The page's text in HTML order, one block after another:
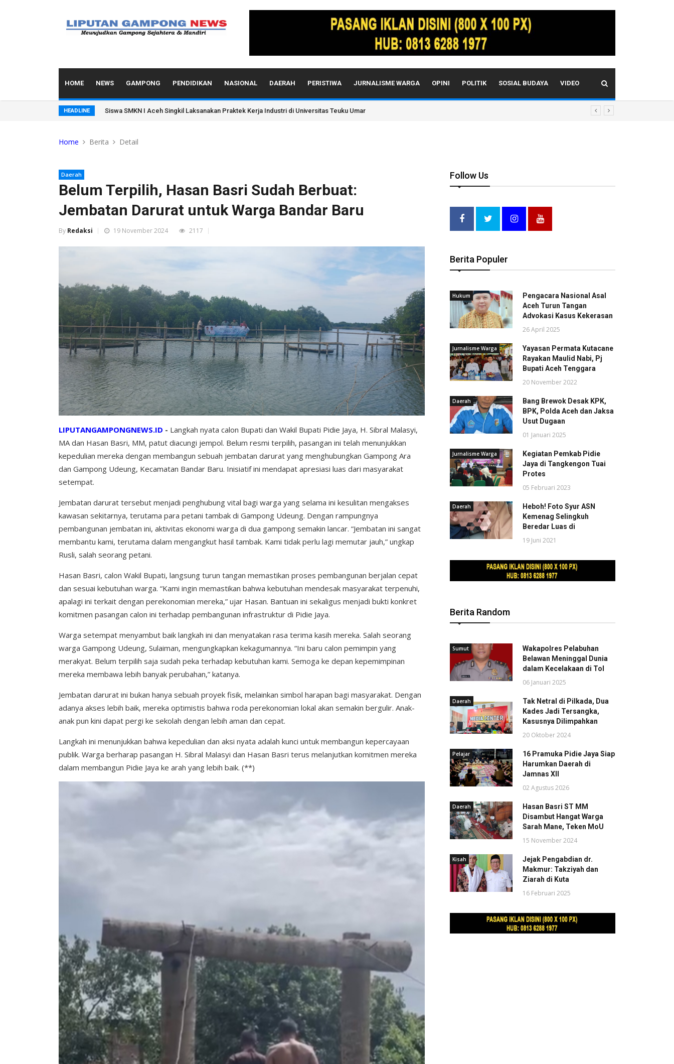
HOME NEWS GAMPONG PENDIDIKAN NASIONAL DAERAH PERISTIWA JURNALISME WARGA OPINI POLITIK SOSIAL BUDAYA VIDEO
HEADLINE Menteri Pertanian Geram: Uang Rp1,6 Triliun Sudah Ditransfer, Mengapa Sawah Korban Bencana Belum Dipulihkan?
Home Berita Detail
Daerah
Belum Terpilih, Hasan Basri Sudah Berbuat:
Jembatan Darurat untuk Warga Bandar Baru
By Redaksi 19 November 2024 2117
LIPUTANGAMPONGNEWS.ID - Langkah nyata calon Bupati dan Wakil Bupati Pidie Jaya, H. Sibral Malasyi,
MA dan Hasan Basri, MM, patut diacungi jempol. Belum resmi terpilih, pasangan ini telah menunjukkan
kepedulian mereka dengan membangun sebuah jembatan darurat yang menghubungkan Gampong Ara
dan Gampong Udeung, Kecamatan Bandar Baru. Inisiatif ini mendapat apresiasi luas dari masyarakat
setempat.
Jembatan darurat tersebut menjadi penghubung vital bagi warga yang selama ini kesulitan mengakses
kawasan sekitarnya, terutama para petani tambak di Gampong Udeung. Dengan rampungnya
pembangunan jembatan ini, aktivitas ekonomi warga di dua gampong semakin lancar. “Jembatan ini sangat
membantu kami, terutama dalam mengangkut hasil tambak. Kami tidak perlu lagi memutar jauh,” ungkap
Rusli, salah seorang petani.
Hasan Basri, calon Wakil Bupati, langsung turun tangan memastikan proses pembangunan berjalan cepat
dan sesuai kebutuhan warga. “Kami ingin memastikan bahwa kebutuhan mendesak masyarakat terpenuhi,
apalagi ini terkait dengan perekonomian mereka,” ujar Hasan. Bantuan ini sekaligus menjadi bukti konkret
komitmen pasangan calon ini terhadap pembangunan infrastruktur di Pidie Jaya.
Warga setempat menyambut baik langkah ini dan menyatakan rasa terima kasih mereka. Salah seorang
warga Gampong Udeung, Sulaiman, mengungkapkan kekagumannya. “Ini baru calon pemimpin yang
merakyat. Belum terpilih saja sudah peka terhadap kebutuhan kami. Semoga ke depan kepemimpinan
mereka membawa lebih banyak perubahan,” katanya.
Jembatan darurat ini bukan hanya sebuah proyek fisik, melainkan simbol harapan bagi masyarakat. Dengan
adanya akses lebih baik, mereka optimistis bahwa roda perekonomian lokal akan semakin bergulir. Anak-
anak pun kini dapat pergi ke sekolah dengan lebih aman dan cepat.
Langkah ini menunjukkan bahwa kepedulian dan aksi nyata adalah kunci untuk membangun kepercayaan
publik. Warga berharap pasangan H. Sibral Malasyi dan Hasan Basri terus melanjutkan komitmen mereka
dalam membangun Pidie Jaya ke arah yang lebih baik. (**)
Follow Us
Berita Populer
Hukum
Pengacara Nasional Asal
Aceh Turun Tangan
Advokasi Kasus Kekerasan
26 April 2025
Jurnalisme Warga
Yayasan Permata Kutacane
Rayakan Maulid Nabi, Pj
Bupati Aceh Tenggara
20 November 2022
Daerah
Bang Brewok Desak KPK,
BPK, Polda Aceh dan Jaksa
Usut Dugaan
01 Januari 2025
Jurnalisme Warga
Kegiatan Pemkab Pidie
Jaya di Tangkengon Tuai
Protes
05 Februari 2023
Daerah
Heboh! Foto Syur ASN
Kemenag Selingkuh
Beredar Luas di
19 Juni 2021
Berita Random
Sumut
Wakapolres Pelabuhan
Belawan Meninggal Dunia
dalam Kecelakaan di Tol
06 Januari 2025
Daerah
Tak Netral di Pilkada, Dua
Kades Jadi Tersangka,
Kasusnya Dilimpahkan
20 Oktober 2024
Pelajar
16 Pramuka Pidie Jaya Siap
Harumkan Daerah di
Jamnas XII
02 Agustus 2026
Daerah
Hasan Basri ST MM
Disambut Hangat Warga
Sarah Mane, Teken MoU
15 November 2024
Kisah
Jejak Pengabdian dr.
Makmur: Takziyah dan
Ziarah di Kuta
16 Februari 2025